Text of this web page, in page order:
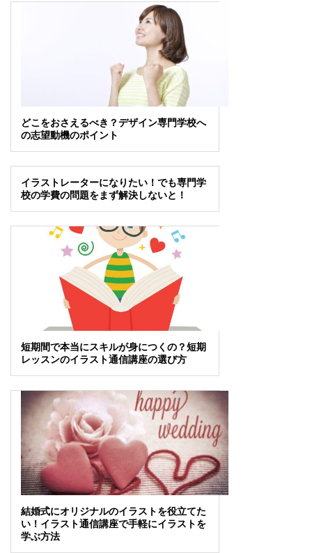
どこをおさえるべき？デザイン専門学校へ
の志望動機のポイント
イラストレーターになりたい！でも専門学
校の学費の問題をまず解決しないと！
短期間で本当にスキルが身につくの？短期
レッスンのイラスト通信講座の選び方
結婚式にオリジナルのイラストを役立てた
い！イラスト通信講座で手軽にイラストを
学ぶ方法